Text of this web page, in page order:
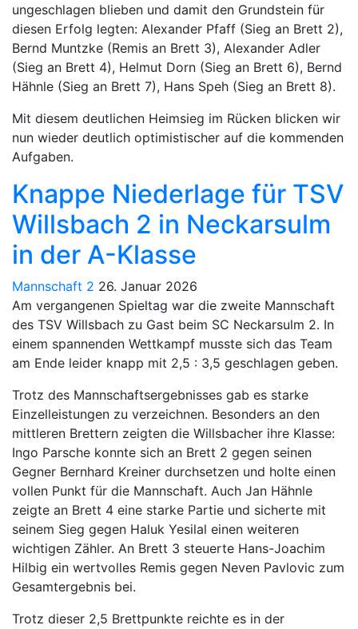
ungeschlagen blieben und damit den Grundstein für
diesen Erfolg legten: Alexander Pfaff (Sieg an Brett 2),
Bernd Muntzke (Remis an Brett 3), Alexander Adler
(Sieg an Brett 4), Helmut Dorn (Sieg an Brett 6), Bernd
Hähnle (Sieg an Brett 7), Hans Speh (Sieg an Brett 8).
Mit diesem deutlichen Heimsieg im Rücken blicken wir
nun wieder deutlich optimistischer auf die kommenden
Aufgaben.
Knappe Niederlage für TSV
Willsbach 2 in Neckarsulm
in der A-Klasse
Mannschaft 2 26. Januar 2026
Am vergangenen Spieltag war die zweite Mannschaft
des TSV Willsbach zu Gast beim SC Neckarsulm 2. In
einem spannenden Wettkampf musste sich das Team
am Ende leider knapp mit 2,5 : 3,5 geschlagen geben.
Trotz des Mannschaftsergebnisses gab es starke
Einzelleistungen zu verzeichnen. Besonders an den
mittleren Brettern zeigten die Willsbacher ihre Klasse:
Ingo Parsche konnte sich an Brett 2 gegen seinen
Gegner Bernhard Kreiner durchsetzen und holte einen
vollen Punkt für die Mannschaft. Auch Jan Hähnle
zeigte an Brett 4 eine starke Partie und sicherte mit
seinem Sieg gegen Haluk Yesilal einen weiteren
wichtigen Zähler. An Brett 3 steuerte Hans-Joachim
Hilbig ein wertvolles Remis gegen Neven Pavlovic zum
Gesamtergebnis bei.
Trotz dieser 2,5 Brettpunkte reichte es in der